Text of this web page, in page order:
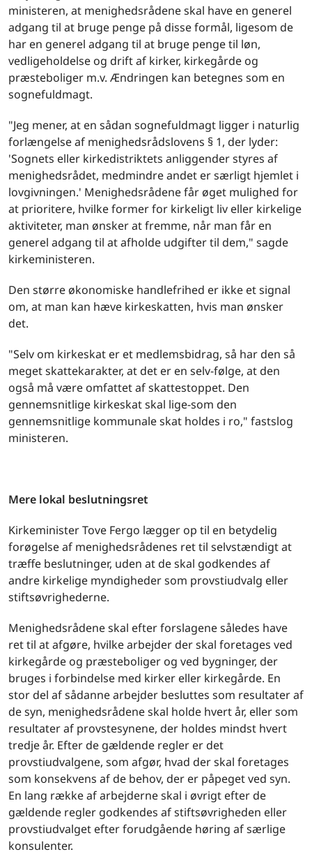
ministeren, at menighedsrådene skal have en generel
adgang til at bruge penge på disse formål, ligesom de
har en generel adgang til at bruge penge til løn,
vedligeholdelse og drift af kirker, kirkegårde og
præsteboliger m.v. Ændringen kan betegnes som en
sognefuldmagt.
"Jeg mener, at en sådan sognefuldmagt ligger i naturlig
forlængelse af menighedsrådslovens § 1, der lyder:
'Sognets eller kirkedistriktets anliggender styres af
menighedsrådet, medmindre andet er særligt hjemlet i
lovgivningen.' Menighedsrådene får øget mulighed for
at prioritere, hvilke former for kirkeligt liv eller kirkelige
aktiviteter, man ønsker at fremme, når man får en
generel adgang til at afholde udgifter til dem," sagde
kirkeministeren.
Den større økonomiske handlefrihed er ikke et signal
om, at man kan hæve kirkeskatten, hvis man ønsker
det.
"Selv om kirkeskat er et medlemsbidrag, så har den så
meget skattekarakter, at det er en selv-følge, at den
også må være omfattet af skattestoppet. Den
gennemsnitlige kirkeskat skal lige-som den
gennemsnitlige kommunale skat holdes i ro," fastslog
ministeren.
Mere lokal beslutningsret
Kirkeminister Tove Fergo lægger op til en betydelig
forøgelse af menighedsrådenes ret til selvstændigt at
træffe beslutninger, uden at de skal godkendes af
andre kirkelige myndigheder som provstiudvalg eller
stiftsøvrighederne.
Menighedsrådene skal efter forslagene således have
ret til at afgøre, hvilke arbejder der skal foretages ved
kirkegårde og præsteboliger og ved bygninger, der
bruges i forbindelse med kirker eller kirkegårde. En
stor del af sådanne arbejder besluttes som resultater af
de syn, menighedsrådene skal holde hvert år, eller som
resultater af provstesynene, der holdes mindst hvert
tredje år. Efter de gældende regler er det
provstiudvalgene, som afgør, hvad der skal foretages
som konsekvens af de behov, der er påpeget ved syn.
En lang række af arbejderne skal i øvrigt efter de
gældende regler godkendes af stiftsøvrigheden eller
provstiudvalget efter forudgående høring af særlige
konsulenter.